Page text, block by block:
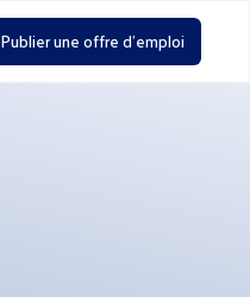
Publier une offre d'emploi